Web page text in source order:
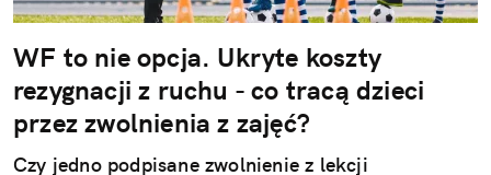
WF to nie opcja. Ukryte koszty
rezygnacji z ruchu - co tracą dzieci
przez zwolnienia z zajęć?
Czy jedno podpisane zwolnienie z lekcji